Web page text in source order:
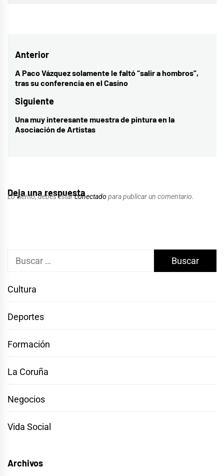
Navegación
de
Anterior
Entrada
anterior:
A Paco Vázquez solamente le faltó “salir a hombros”,
tras su conferencia en el Casino
Siguiente
Entrada
siguiente:
Una muy interesante muestra de pintura en la
Asociación de Artistas
Deja una respuesta
Lo siento, debes estarconectado para publicar un comentario.
Buscar:
Cultura
Deportes
Formación
La Coruña
Negocios
Vida Social
Archivos